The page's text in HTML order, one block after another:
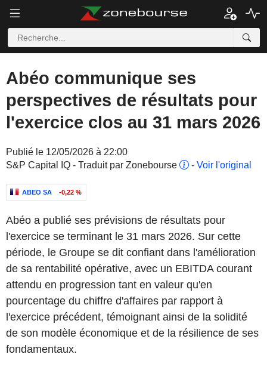
Abéo communique ses
perspectives de résultats pour
l'exercice clos au 31 mars 2026
Publié le 12/05/2026 à 22:00
S&P Capital IQ - Traduit par Zonebourse
- Voir l'original
ABEO SA -0,22 %
Abéo a publié ses prévisions de résultats pour
l'exercice se terminant le 31 mars 2026. Sur cette
période, le Groupe se dit confiant dans l'amélioration
de sa rentabilité opérative, avec un EBITDA courant
attendu en progression tant en valeur qu'en
pourcentage du chiffre d'affaires par rapport à
l'exercice précédent, témoignant ainsi de la solidité
de son modèle économique et de la résilience de ses
fondamentaux.